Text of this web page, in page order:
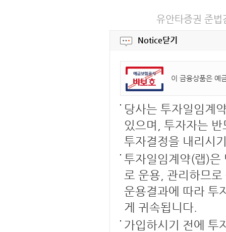
유안타증권 준
Notice닫기
이 금융상품은 예
당사는 투자일임계
있으며, 투자자는
투자결정을 내리시
투자일임계약(랩)은
로 운용, 관리하므
운용결과에 따라 투
게 귀속됩니다.
가입하시기 전에 투